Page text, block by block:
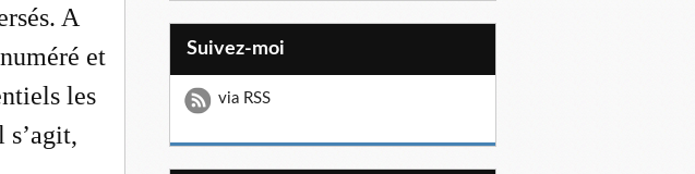
A
et
les
Suivez-moi
via RSS